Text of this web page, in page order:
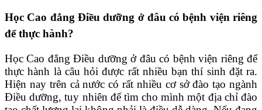
Học Cao đẳng Điều dưỡng ở đâu có bệnh viện riêng
để thực hành?
Học Cao đẳng Điều dưỡng ở đâu có bệnh viện riêng để
thực hành là câu hỏi được rất nhiều bạn thí sinh đặt ra.
Hiện nay trên cả nước có rất nhiều cơ sở đào tạo ngành
Điều dưỡng, tuy nhiên để tìm cho mình một địa chỉ đào